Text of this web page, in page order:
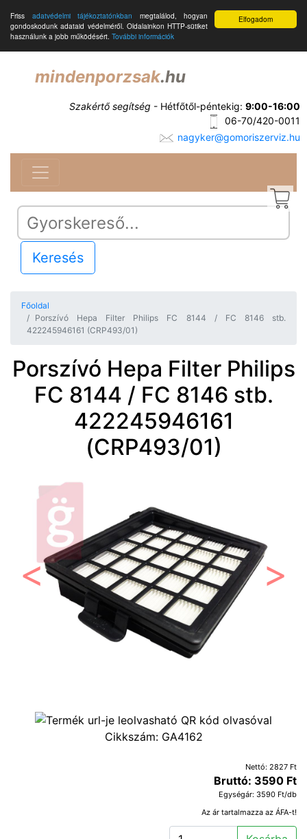
Elfogadom
Friss adatvédelmi tájékoztatónkban megtalálod, hogyan
gondoskodunk adataid védelméről. Oldalainkon HTTP-sütiket
használunk a jobb működésért. További információk
mindenporzsak.hu
Szakértő segítség - Hétfőtől-péntekig: 9:00-16:00
06-70/420-0011
nagyker@gomoriszerviz.hu
Keresés
Főoldal
Porszívó Hepa Filter Philips FC 8144 / FC 8146 stb.
422245946161 (CRP493/01)
Porszívó Hepa Filter Philips
FC 8144 / FC 8146 stb.
422245946161
(CRP493/01)
Előző
Cikkszám: GA4162
Nettó: 2827 Ft
Bruttó: 3590 Ft
Egységár: 3590 Ft/db
Az ár tartalmazza az ÁFA-t!